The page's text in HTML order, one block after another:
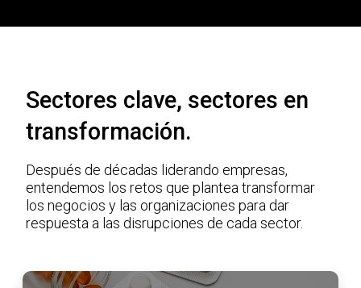
Sectores clave, sectores en
transformación.
Después de décadas liderando empresas,
entendemos los retos que plantea transformar
los negocios y las organizaciones para dar
respuesta a las disrupciones de cada sector.